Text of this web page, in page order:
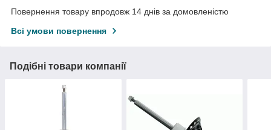
Повернення товару впродовж 14 днів за домовленістю
Всі умови повернення
Подібні товари компанії